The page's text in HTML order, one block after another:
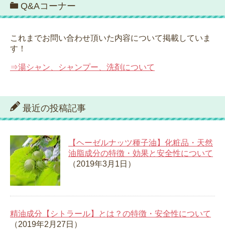
Q&Aコーナー
これまでお問い合わせ頂いた内容について掲載していま
す！
⇒湯シャン、シャンプー、洗剤について
最近の投稿記事
【ヘーゼルナッツ種子油】化粧品・天然
油脂成分の特徴・効果と安全性について
（2019年3月1日）
精油成分【シトラール】とは？の特徴・安全性について
（2019年2月27日）